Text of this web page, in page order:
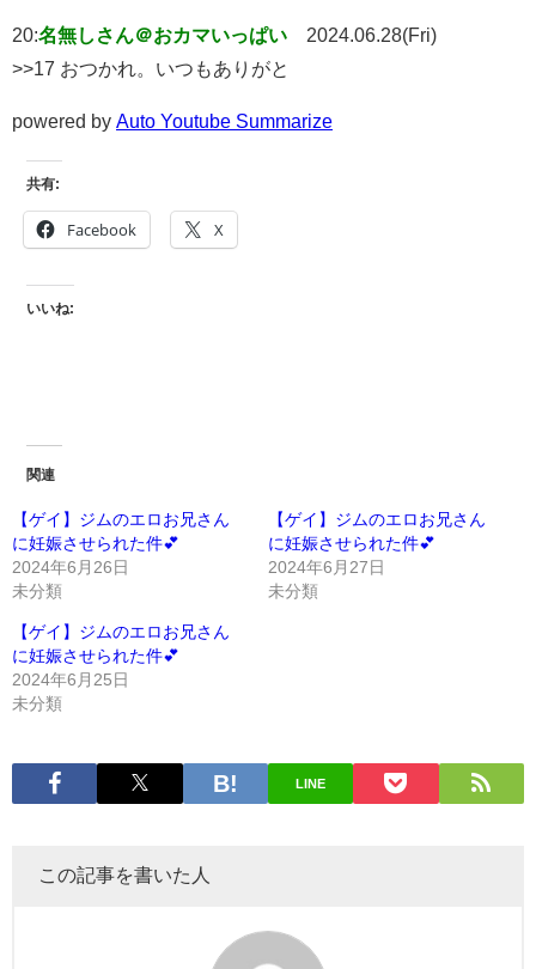
20:名無しさん＠おカマいっぱい
2024.06.28(Fri)
>>17 おつかれ。いつもありがと
powered by Auto Youtube Summarize
共有:
Facebook X
いいね:
関連
【ゲイ】ジムのエロお兄さん
に妊娠させられた件💕
2024年6月26日
未分類
【ゲイ】ジムのエロお兄さん
に妊娠させられた件💕
2024年6月27日
未分類
【ゲイ】ジムのエロお兄さん
に妊娠させられた件💕
2024年6月25日
未分類
LINE
この記事を書いた人